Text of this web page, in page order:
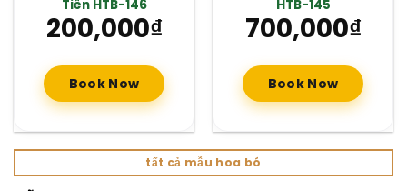
Tiên HTB-146
200,000₫
Book Now
HTB-145
700,000₫
Book Now
tất cả mẫu hoa bó